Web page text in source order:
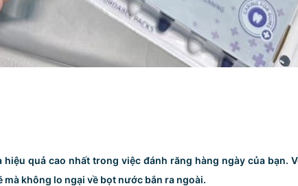
quả cao nhất trong việc đánh răng hàng ngày của bạn.
không lo ngại về bọt nước bắn ra ngoài.